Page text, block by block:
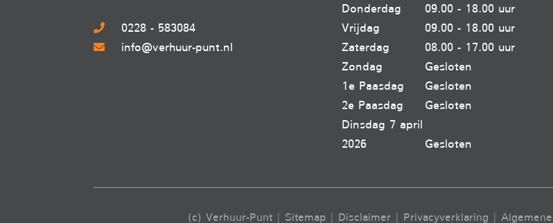
0228 - 583084
info@verhuur-punt.nl
Donderdag
09.00 - 18.00 uur
Vrijdag
09.00 - 18.00 uur
Zaterdag
08.00 - 17.00 uur
Zondag
Gesloten
1e Paasdag
Gesloten
2e Paasdag
Gesloten
Dinsdag 7 april
2026
Gesloten
(c) Verhuur-Punt | Sitemap| Disclaimer| Privacyverklaring |